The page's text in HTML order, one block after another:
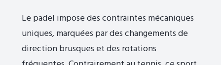
Le padel impose des contraintes mécaniques
uniques, marquées par des changements de
direction brusques et des rotations